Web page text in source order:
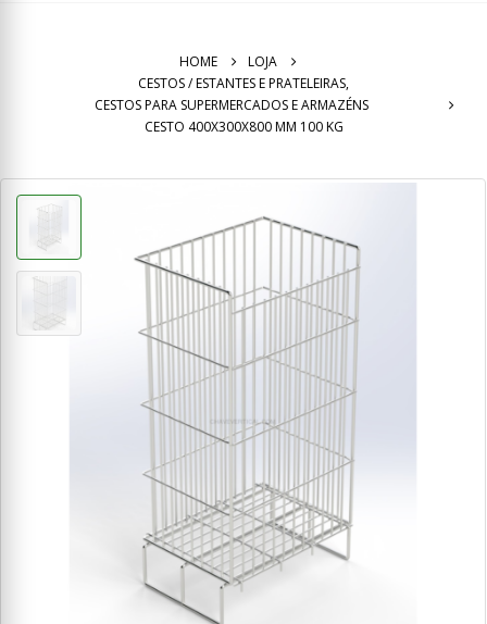
HOME
LOJA
CESTOS / ESTANTES E PRATELEIRAS,
CESTOS PARA SUPERMERCADOS E ARMAZÉNS
CESTO 400X300X800 MM 100 KG